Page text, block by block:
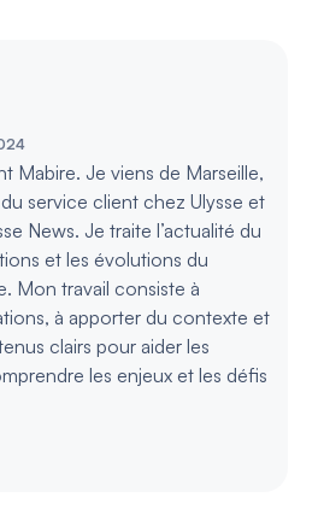
Mabire. Je viens de Marseille,
service client chez Ulysse et
News. Je traite l’actualité du
et les évolutions du
Mon travail consiste à
à apporter du contexte et
clairs pour aider les
les enjeux et les défis